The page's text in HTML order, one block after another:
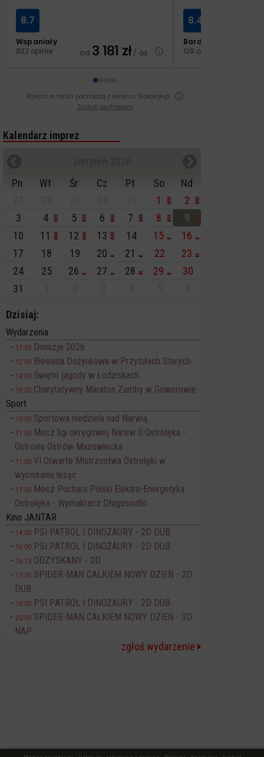
Wspaniały
832 opinie
8.7
od 3 181 zł/ os.
Bardzo dobry
129 opinii
8.4
Powyższe treści pochodzą z serwisu Wakacje.pl
Zostań partnerem
Kalendarz imprez
Pn
Wt Śr Cz Pt So
Nd
1
2
3
4 5 6 7 8
9
10
11 12 13 14 15
16
17
18 19 20 21 22
23
24
25 26 27 28 29
30
31
Dzisiaj:
Wydarzenia
17:30 Dionizje 2026
12:00 Biesiada Dożynkowa w Przytułach Starych
14:00 Święto jagody w Łodziskach
16:00 Charytatywny Maraton Zumby w Goworowie
Sport
10:00 Sportowa niedziela nad Narwią
11:00 Mecz ligi okręgowej Narew II Ostrołęka -
Ostrovia Ostrów Mazowiecka
11:00 VI Otwarte Mistrzostwa Ostrołęki w
wyciskaniu leżąc
17:30 Mecz Pucharu Polski Elektro-Energetyka
Ostrołęka - Wymakracz Długosiodło
Kino JANTAR
14:00 PSI PATROL I DINOZAURY - 2D DUB
16:00 PSI PATROL I DINOZAURY - 2D DUB
16:15 ODZYSKANY - 2D
17:50 SPIDER-MAN CAŁKIEM NOWY DZIEŃ - 2D
DUB
18:00 PSI PATROL I DINOZAURY - 2D DUB
20:00 SPIDER-MAN CAŁKIEM NOWY DZIEŃ - 3D
NAP
zgłoś wydarzenie